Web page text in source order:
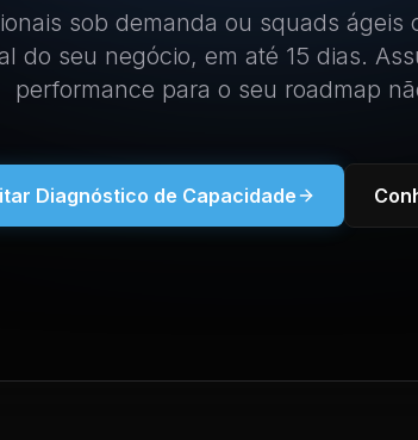
sob demanda ou squads ágeis
do seu negócio, em até 15 dias.
performance para o seu roadmap
Diagnóstico de Capacidade